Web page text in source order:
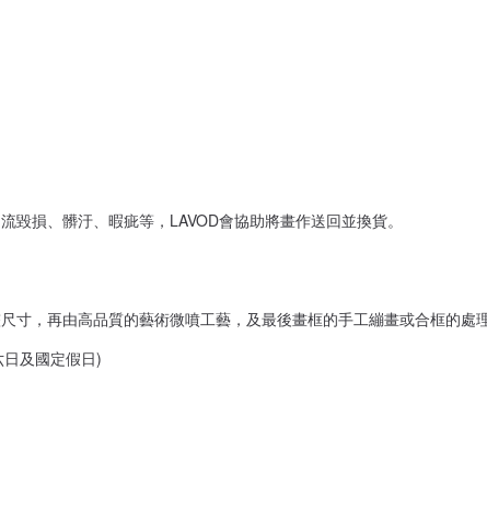
損、髒汙、暇疵等，LAVOD會協助將畫作送回並換貨。
，再由高品質的藝術微噴工藝，及最後畫框的手工繃畫或合框的處
及國定假日)